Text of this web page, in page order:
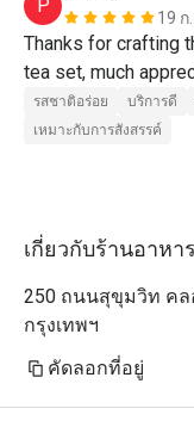
P
19 ก
Thanks for crafting
tea set, much
รสชาติอร่อย บริการดี
เหมาะกับการสังสรรค์
เกี่ยวกับร้านอาหาร
250 ถนนสุขุมวิท คล
กรุงเทพฯ
คัดลอกที่อยู่